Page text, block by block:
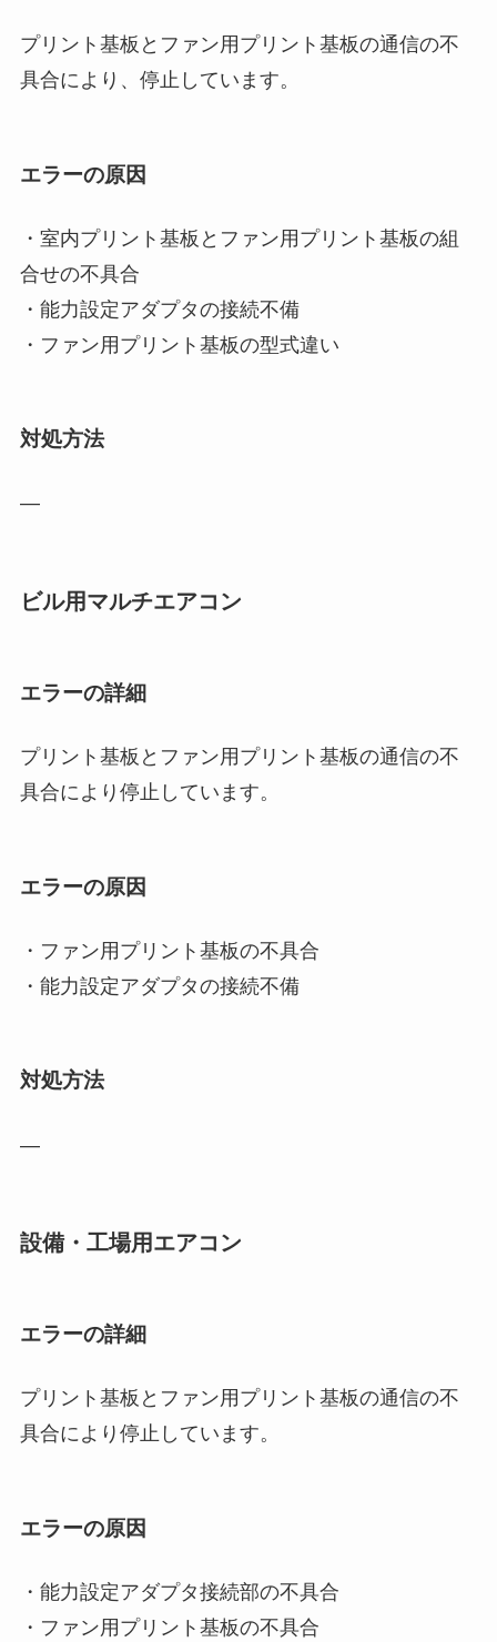
プリント基板とファン用プリント基板の通信の不
具合により、停止しています。
エラーの原因
・室内プリント基板とファン用プリント基板の組
合せの不具合
・能力設定アダプタの接続不備
・ファン用プリント基板の型式違い
対処方法
―
ビル用マルチエアコン
エラーの詳細
プリント基板とファン用プリント基板の通信の不
具合により停止しています。
エラーの原因
・ファン用プリント基板の不具合
・能力設定アダプタの接続不備
対処方法
―
設備・工場用エアコン
エラーの詳細
プリント基板とファン用プリント基板の通信の不
具合により停止しています。
エラーの原因
・能力設定アダプタ接続部の不具合
・ファン用プリント基板の不具合